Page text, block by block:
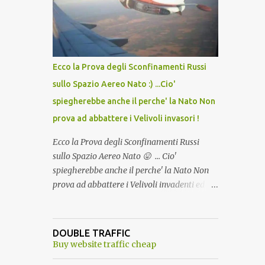
lo scopo della temperatura? Qualcuno a suo
tempo ribattezzo' il Vaccino come: l' Amaro
del Capo, era "spettacolare Ghiacciato, ma
andava bene anche, a Temperatura
Ambiente"! Riproponiamo l'articolo per NON
Ecco la Prova degli Sconfinamenti Russi
sullo Spazio Aereo Nato :) ...Cio'
spiegherebbe anche il perche' la Nato Non
prova ad abbattere i Velivoli invasori !
Ecco la Prova degli Sconfinamenti Russi
sullo Spazio Aereo Nato 😛 ... Cio'
spiegherebbe anche il perche' la Nato Non
prova ad abbattere i Velivoli invadenti ed
alcuna notizia di un'invasione dello spazio
aereo NATO da parte di un robot chiamato
DOUBLE TRAFFIC
Buy website traffic cheap